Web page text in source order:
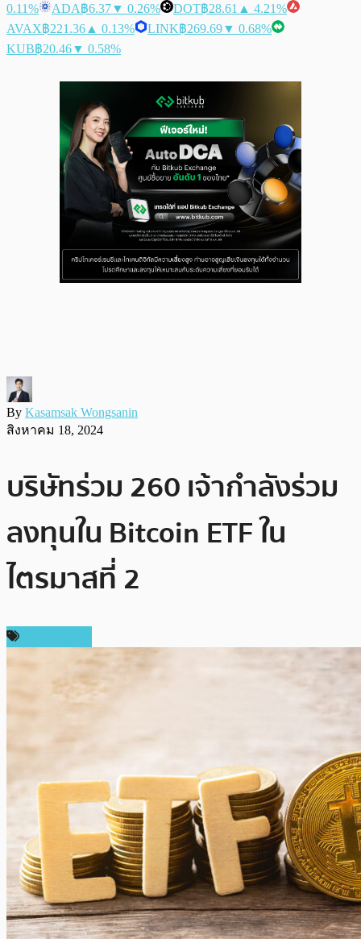
0.11%
ADA฿6.37▼ 0.26% DOT฿28.61 ▲ 4.21%
AVAX฿221.36 ▲ 0.13% LINK฿269.69▼ 0.68%
KUB฿20.46▼ 0.58%
By Kasamsak Wongsanin
สิงหาคม 18, 2024
บริษัทร่วม 260 เจ้ากำลังร่วม
ลงทุนใน Bitcoin ETF ใน
ไตรมาสที่ 2